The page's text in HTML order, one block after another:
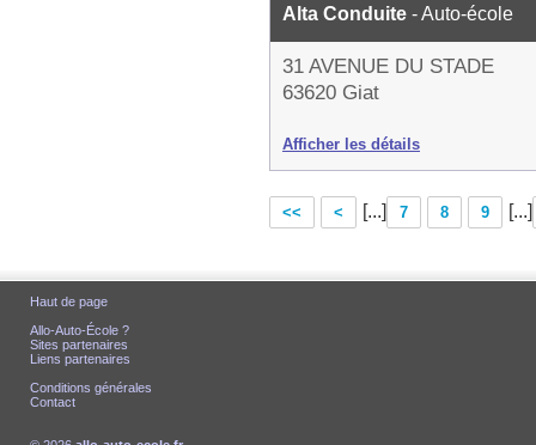
Alta Conduite - Auto-école
31 AVENUE DU STADE
63620 Giat
Afficher les détails
<< < [...] 7 8 9 [...]
Haut de page
Allo-Auto-École ?
Sites partenaires
Liens partenaires
Conditions générales
Contact